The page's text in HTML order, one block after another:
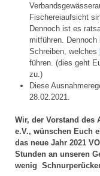
Fischereiaufsicht
Dennoch ist es
mitführen.
Schreiben, welches
führen. (dies geht
zu.)
Diese
28.02.2021.
Wir, der Vorstand des
e.V., wünschen Euch
das neue Jahr 2021
Stunden an unseren
wenig